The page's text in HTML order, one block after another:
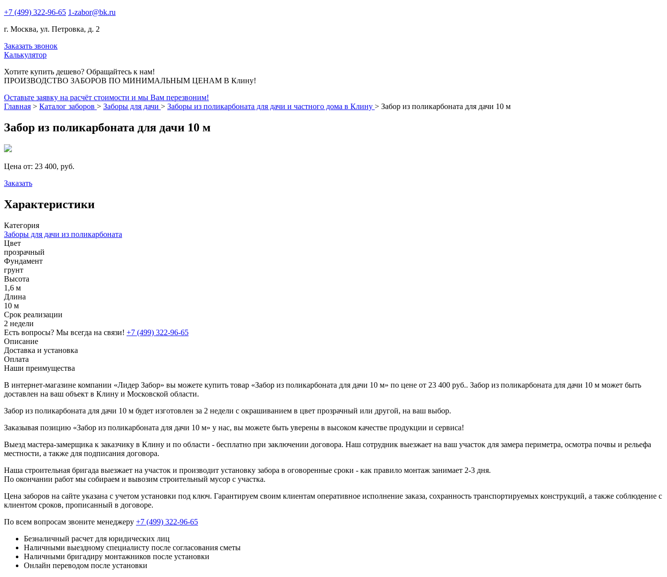
+7 (499) 322-96-65 1-zabor@bk.ru
г. Москва, ул. Петровка, д. 2
Заказать звонок
Калькулятор
Хотите купить дешево? Обращайтесь к нам!
ПРОИЗВОДСТВО ЗАБОРОВ ПО МИНИМАЛЬНЫМ ЦЕНАМ В Клину!
Оставьте заявку на расчёт стоимости и мы Вам перезвоним!
Главная > Каталог заборов > Заборы для дачи > Заборы из поликарбоната для дачи и частного дома в Клину > Забор из поликарбоната для дачи 10 м
Забор из поликарбоната для дачи 10 м
Цена от: 23 400, руб.
Заказать
Характеристики
Категория
Заборы для дачи из поликарбоната
Цвет
прозрачный
Фундамент
грунт
Высота
1,6 м
Длина
10 м
Срок реализации
2 недели
Есть вопросы? Мы всегда на связи! +7 (499) 322-96-65
Описание
Доставка и установка
Оплата
Наши преимущества
В интернет-магазине компании «Лидер Забор» вы можете купить товар «Забор из поликарбоната для дачи 10 м» по цене от 23 400 руб.. Забор из поликарбоната для дачи 10 м может быть
доставлен на ваш объект в Клину и Московской области.
Забор из поликарбоната для дачи 10 м будет изготовлен за 2 недели с окрашиванием в цвет прозрачный или другой, на ваш выбор.
Заказывая позицию «Забор из поликарбоната для дачи 10 м» у нас, вы можете быть уверены в высоком качестве продукции и сервиса!
Выезд мастера-замерщика к заказчику в Клину и по области - бесплатно при заключении договора. Наш сотрудник выезжает на ваш участок для замера периметра, осмотра почвы и рельефа
местности, а также для подписания договора.
Наша строительная бригада выезжает на участок и производит установку забора в оговоренные сроки - как правило монтаж занимает 2-3 дня.
По окончании работ мы собираем и вывозим строительный мусор с участка.
Цена заборов на сайте указана с учетом установки под ключ. Гарантируем своим клиентам оперативное исполнение заказа, сохранность транспортируемых конструкций, а также соблюдение с
клиентом сроков, прописанный в договоре.
По всем вопросам звоните менеджеру +7 (499) 322-96-65
Безналичный расчет для юридических лиц
Наличными выездному специалисту после согласования сметы
Наличными бригадиру монтажников после установки
Онлайн переводом после установки